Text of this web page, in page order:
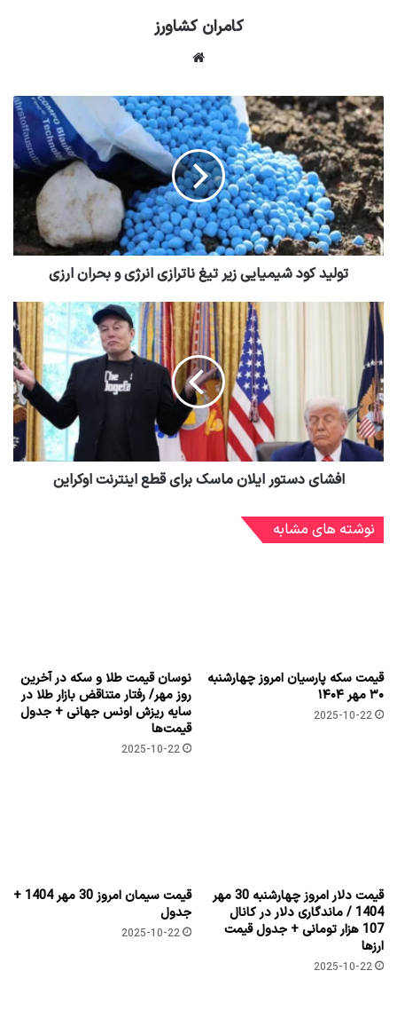
کامران کشاورز
تولید کود شیمیایی زیر تیغ ناترازی انرژی و بحران ارزی
افشای دستور ایلان ماسک برای قطع اینترنت اوکراین
نوشته های مشابه
قیمت سکه پارسیان امروز چهارشنبه
۳۰ مهر ۱۴۰۴
2025-10-22
نوسان قیمت طلا و سکه در آخرین
روز مهر/ رفتار متناقض بازار طلا در
سایه ریزش اونس جهانی + جدول
قیمت‌ها
2025-10-22
قیمت دلار امروز چهارشنبه 30 مهر
1404 / ماندگاری دلار در کانال
107 هزار تومانی + جدول قیمت
ارزها
2025-10-22
قیمت سیمان امروز 30 مهر 1404 +
جدول
2025-10-22